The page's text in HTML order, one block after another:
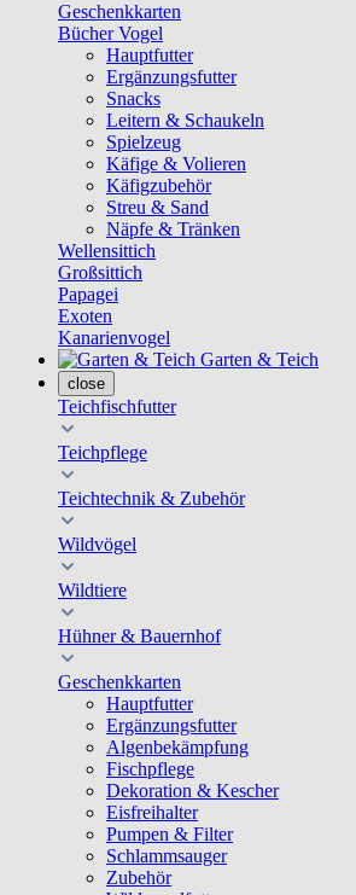
Geschenkkarten
Bücher Vogel
Hauptfutter
Ergänzungsfutter
Snacks
Leitern & Schaukeln
Spielzeug
Käfige & Volieren
Käfigzubehör
Streu & Sand
Näpfe & Tränken
Wellensittich
Großsittich
Papagei
Exoten
Kanarienvogel
Garten & Teich
close
Teichfischfutter
Teichpflege
Teichtechnik & Zubehör
Wildvögel
Wildtiere
Hühner & Bauernhof
Geschenkkarten
Hauptfutter
Ergänzungsfutter
Algenbekämpfung
Fischpflege
Dekoration & Kescher
Eisfreihalter
Pumpen & Filter
Schlammsauger
Zubehör